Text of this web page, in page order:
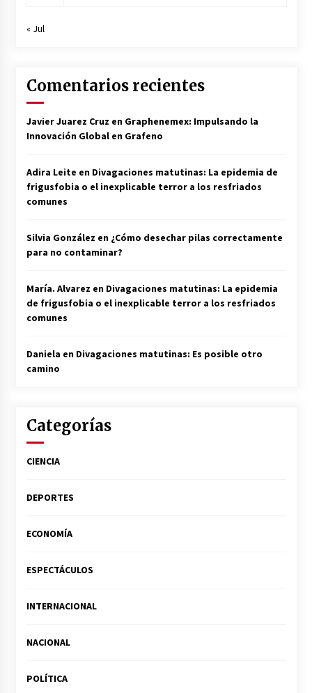
« Jul
Comentarios recientes
Javier Juarez Cruz en Graphenemex: Impulsando la
Innovación Global en Grafeno
Adira Leite en Divagaciones matutinas: La epidemia de
frigusfobia o el inexplicable terror a los resfriados
comunes
Silvia González en ¿Cómo desechar pilas correctamente
para no contaminar?
María. Alvarez en Divagaciones matutinas: La epidemia
de frigusfobia o el inexplicable terror a los resfriados
comunes
Daniela en Divagaciones matutinas: Es posible otro
camino
Categorías
CIENCIA
DEPORTES
ECONOMÍA
ESPECTÁCULOS
INTERNACIONAL
NACIONAL
POLÍTICA